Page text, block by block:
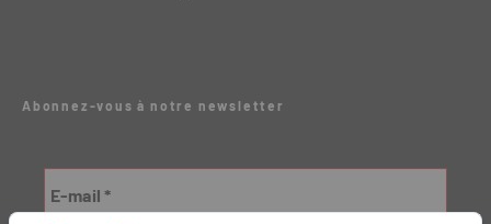
Abonnez-vous à notre newsletter